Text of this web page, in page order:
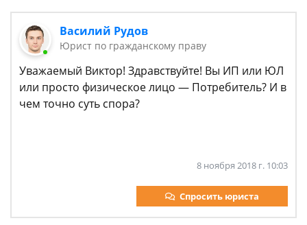
Василий Рудов
Юрист по гражданскому праву
Уважаемый Виктор! Здравствуйте! Вы ИП или ЮЛ
или просто физическое лицо — Потребитель? И в
чем точно суть спора?
8 ноября 2018 г. 10:03
Спросить юриста